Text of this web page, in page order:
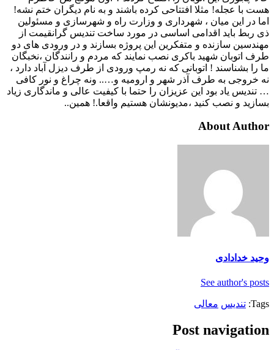
هست با عجله! مثلا افتتاحی کرده باشند و به نام دیگران ختم نشه!
اما در این میان ، شهرداری و وزارت راه و شهرسازی و مسئولین
ذی ربط باید اقدامی اساسی در مورد ساخت تندیس گرانقیمت از
مهندسین سازنده و متفکرین این پروژه بسازند و در ورودی های دو
طرف اتوبان شهید باکری نصب نمایند که مردم و رانندگان ،نخبگان
ما را بشناسند ! اتوبانی که نه رمپ ورودی از طرف دیزل آباد دارد ،
نه خروجی به طرف آذر شهر و ارومیه و….. ونه چراغ و نور کافی
… تندیس یاد بود این عزیزان را حتما با کیفیت عالی و ماندگاری زیاد
بسازید و نصب کنید ،مدیونشان هستیم واقعا.! همین..
About Author
وحید خدادادی
See author's posts
Tags: تندیس معالی
Post navigation